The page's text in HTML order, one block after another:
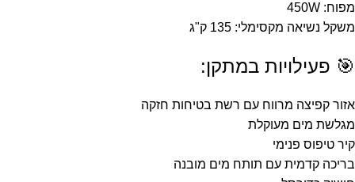
מפוח: 450W
משקל נשיאה מקסימלי: 135 ק"ג
🎯 פעילויות במתקן:
אזור קפיצה מרווח עם רשת בטיחות חזקה
מגלשת מים מעוקלת
קיר טיפוס פנימי
בריכה קדמית עם תותח מים מובנה